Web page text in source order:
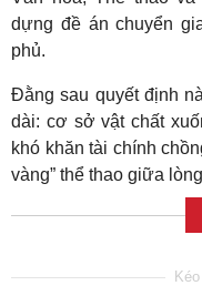
dựng đề án chuyển
phủ.
Đằng sau quyết định
dài: cơ sở vật chất
khó khăn tài chính
vàng” thể thao giữa